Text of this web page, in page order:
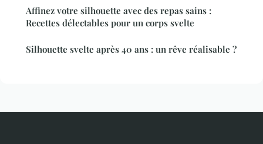
Affinez votre silhouette avec des repas sains :
Recettes délectables pour un corps svelte
Silhouette svelte après 40 ans : un rêve réalisable ?